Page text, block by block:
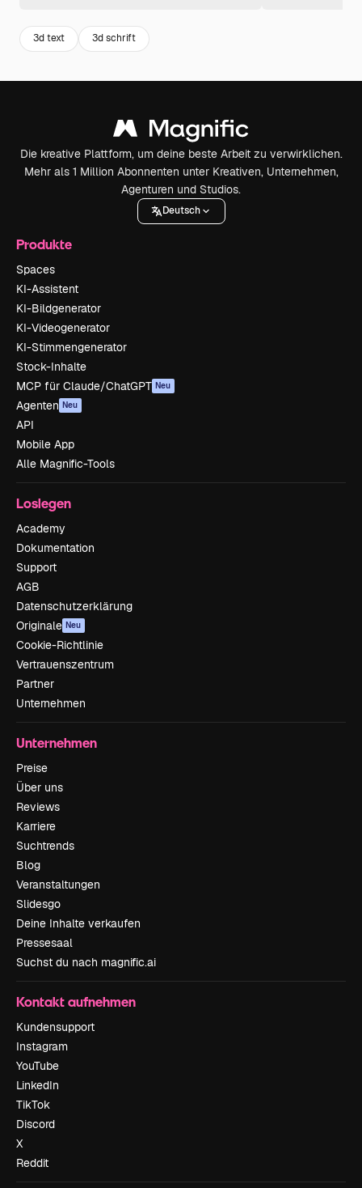
3d text 3d schrift
Die kreative Plattform, um deine beste Arbeit zu verwirklichen.
Mehr als 1 Million Abonnenten unter Kreativen, Unternehmen,
Agenturen und Studios.
Deutsch
Produkte
Spaces
KI-Assistent
KI-Bildgenerator
KI-Videogenerator
KI-Stimmengenerator
Stock-Inhalte
MCP für Claude/ChatGPT Neu
Agenten Neu
API
Mobile App
Alle Magnific-Tools
Loslegen
Academy
Dokumentation
Support
AGB
Datenschutzerklärung
Originale Neu
Cookie-Richtlinie
Vertrauenszentrum
Partner
Unternehmen
Unternehmen
Preise
Über uns
Reviews
Karriere
Suchtrends
Blog
Veranstaltungen
Slidesgo
Deine Inhalte verkaufen
Pressesaal
Suchst du nach magnific.ai
Kontakt aufnehmen
Kundensupport
Instagram
YouTube
LinkedIn
TikTok
Discord
X
Reddit